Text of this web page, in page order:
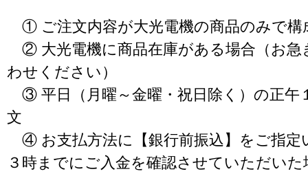
① ご注文内容が大光電機の商品のみで構
② 大光電機に商品在庫がある場合（お急
わせください）
③ 平日（月曜～金曜・祝日除く）の正午
文
④ お支払方法に【銀行前振込】をご指定
３時までにご入金を確認させていただいた